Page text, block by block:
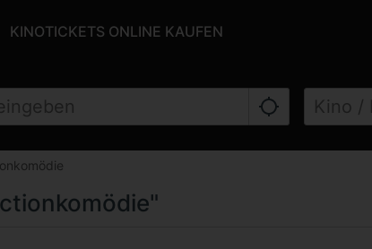
KINOTICKETS ONLINE KAUFEN